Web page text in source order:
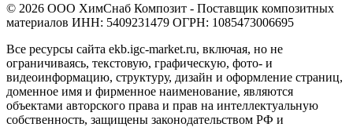
© 2026 ООО ХимСнаб Композит - Поставщик композитных
материалов ИНН: 5409231479 ОГРН: 1085473006695
Все ресурсы сайта ekb.igc-market.ru, включая, но не
ограничиваясь, текстовую, графическую, фото- и
видеоинформацию, структуру, дизайн и оформление страниц,
доменное имя и фирменное наименование, являются
объектами авторского права и прав на интеллектуальную
собственность, защищены законодательством РФ и